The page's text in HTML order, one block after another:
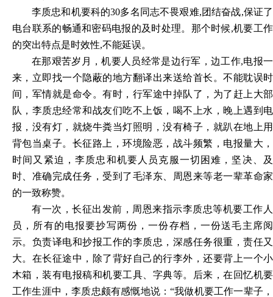
李质忠和机要科的30多名同志不畏艰难,团结奋战,保证了
电台联系的畅通和密码电报的及时处理。那个时候,机要工作
的突出特点是时效性,不能延误。
在那艰苦岁月，机要人员经常是边行军，边工作,电报一
来，立即找一个隐蔽的地方翻译出来送给首长。不能耽误时
间，军情就是命令。有时，行军途中掉队了，为了赶上大部
队，李质忠经常和战友们吃不上饭，喝不上水，晚上遇到电
报，没有灯，就烧牛粪当灯照明，没有椅子，就趴在地上用
背包当桌子。长征路上，环境险恶，战斗频繁，电报量大，
时间又紧迫，李质忠和机要人员克服一切困难，坚决、及
时、准确完成任务，受到了毛泽东、周恩来等老一辈革命家
的一致称赞。
有一次，长征出发前，周恩来指示李质忠等机要工作人
员，所有的电报要抄写两份，一份存档，一份送毛主席阅
示。负责译电和抄报工作的李质忠，深感任务很重，责任又
大。在长征途中，除了背好自己的行李外，还要背上一个小
木箱，装有电报稿和机要工具、字典等。后来，在回忆机要
工作生涯中，李质忠颇有感慨地说：“我做机要工作一辈子，